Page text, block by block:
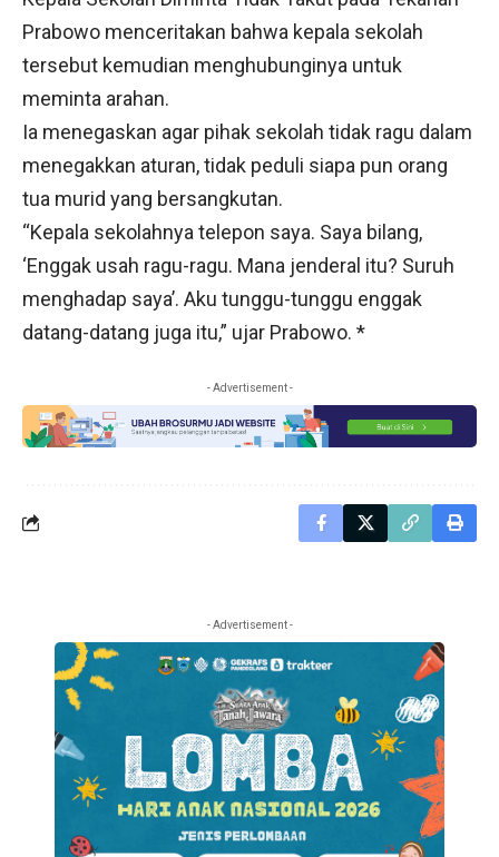
Prabowo menceritakan bahwa kepala sekolah
tersebut kemudian menghubunginya untuk
meminta arahan.
Ia menegaskan agar pihak sekolah tidak ragu dalam
menegakkan aturan, tidak peduli siapa pun orang
tua murid yang bersangkutan.
“Kepala sekolahnya telepon saya. Saya bilang,
‘Enggak usah ragu-ragu. Mana jenderal itu? Suruh
menghadap saya’. Aku tunggu-tunggu enggak
datang-datang juga itu,” ujar Prabowo. *
- Advertisement -
- Advertisement -